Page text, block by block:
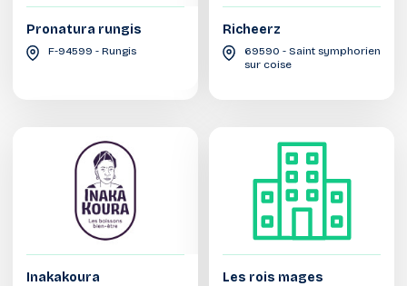
Pronatura rungis
F-94599 - Rungis
Richeerz
69590 - Saint symphorien
sur coise
Inakakoura Les rois mages